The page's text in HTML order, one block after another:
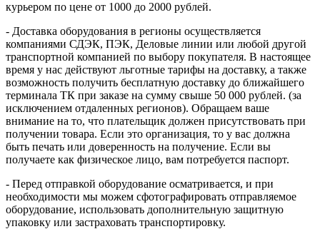
курьером по цене от 1000 до 2000 рублей.
- Доставка оборудования в регионы осуществляется
компаниями СДЭК, ПЭК, Деловые линии или любой другой
транспортной компанией по выбору покупателя. В настоящее
время у нас действуют льготные тарифы на доставку, а также
возможность получить бесплатную доставку до ближайшего
терминала ТК при заказе на сумму свыше 50 000 рублей. (за
исключением отдаленных регионов). Обращаем ваше
внимание на то, что плательщик должен присутствовать при
получении товара. Если это организация, то у вас должна
быть печать или доверенность на получение. Если вы
получаете как физическое лицо, вам потребуется паспорт.
- Перед отправкой оборудование осматривается, и при
необходимости мы можем сфотографировать отправляемое
оборудование, использовать дополнительную защитную
упаковку или застраховать транспортировку.